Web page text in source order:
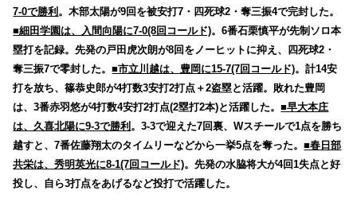
7-0で勝利 。木部太陽が9回を被安打7・四死球2・奪三振4で完封した。
■細田学園は、入間向陽に7-0(8回コールド)。6番石栗慎平が先制ソロ本
塁打を記録。先発の戸田虎次朗が8回をノーヒットに抑え、四死球2・
奪三振7で零封した。■市立川越は、豊岡に15-7(7回コールド)。計14安
打を放ち、篠恭史郎が4打数3安打2打点＋2盗塁と活躍。敗れた豊岡
は、3番赤羽悠が4打数4安打2打点(2塁打2本)と活躍した。■早大本庄
は、久喜北陽に9-3で勝利 。3-3で迎えた7回裏、Wスチールで1点を勝ち
越すと、7番佐藤翔太のタイムリーなどから一挙5点を奪った。■春日部
共栄は、秀明英光に8-1(7回コールド)。先発の水脇将大が4回1失点と好
投し、自ら3打点をあげるなど投打で活躍した。